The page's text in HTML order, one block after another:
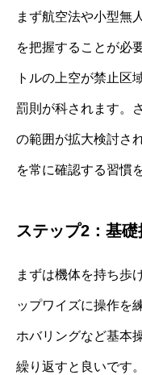
まず航空法や小型無
を把握することが必
トルの上空が禁止区
罰則が科されます。
の範囲が拡大検討さ
を常に確認する習慣
ステップ2：基
まずは機体を持ち歩
ップワイズに操作を
ホバリングなど基本
繰り返すと良いです